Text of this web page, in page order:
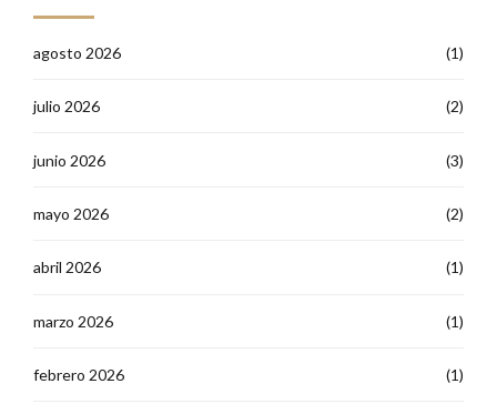
agosto 2026 (1)
julio 2026 (2)
junio 2026 (3)
mayo 2026 (2)
abril 2026 (1)
marzo 2026 (1)
febrero 2026 (1)